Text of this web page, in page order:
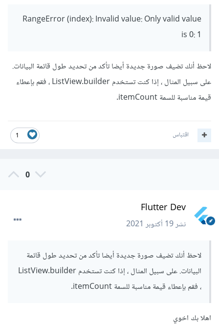
RangeError (index): Invalid value: Only valid value
is 0: 1
لاحظ أنك تضيف صورة جديدة أيضا تأكد من تحديد طول قائمة البيانات.
على سبيل المثال ، إذا كنت تستخدم ListView.builder ، فقم بإعطاء
قيمة مناسبة للسمة itemCount.
1 اقتباس
0
Flutter Dev
نشر19 أكتوبر 2021
لاحظ أنك تضيف صورة جديدة أيضا تأكد من تحديد طول قائمة
البيانات. على سبيل المثال ، إذا كنت تستخدم ListView.builder
، فقم بإعطاء قيمة مناسبة للسمة itemCount.
اهلا بك اخوي